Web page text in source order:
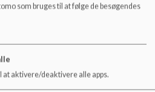
27
26
25
24
som bruges til at følge de besøgendes
at aktivere/deaktivere alle apps.